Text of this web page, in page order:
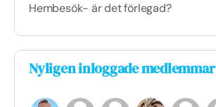
Hembesök- är det förlegad?
Nyligen inloggade medlemmar